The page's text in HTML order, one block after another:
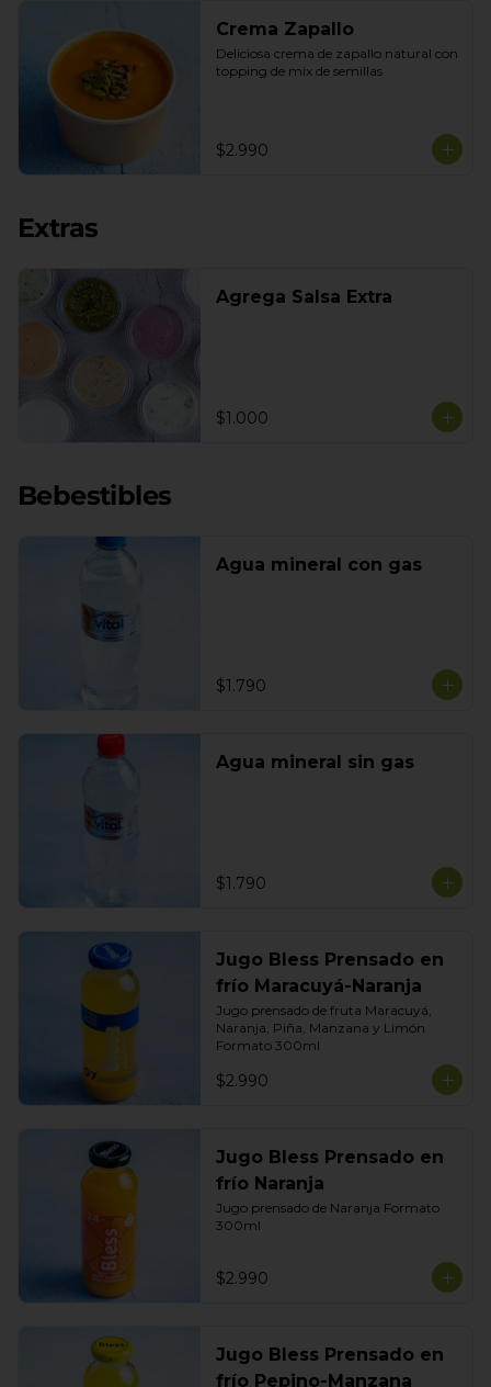
Crema Zapallo
Deliciosa crema de zapallo natural con
topping de mix de semillas
$2.990
Extras
Agrega Salsa Extra
$1.000
Bebestibles
Agua mineral con gas
$1.790
Agua mineral sin gas
$1.790
Jugo Bless Prensado en
frío Maracuyá-Naranja
Jugo prensado de fruta Maracuyá,
Naranja, Piña, Manzana y Limón
Formato 300ml
$2.990
Jugo Bless Prensado en
frío Naranja
Jugo prensado de Naranja Formato
300ml
$2.990
Jugo Bless Prensado en
frío Pepino-Manzana